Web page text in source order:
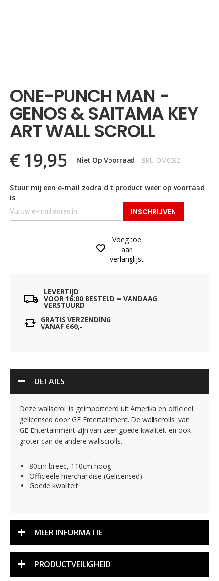
begin
van
de
afbeeldingen-
gallerij
ONE-PUNCH MAN -
GENOS & SAITAMA KEY
ART WALL SCROLL
€ 19,95 Niet Op Voorraad SKU OM0032
Stuur mij een e-mail zodra dit product weer op voorraad
is
INSCHRIJVEN
Voeg toe
aan
verlanglijst
LEVERTIJD
VOOR 16:00 BESTELD = VANDAAG
VERSTUURD
GRATIS VERZENDING
VANAF €60,-
DETAILS
Deze wallscroll is geimporteerd uit Amerika en officieel
gelicensed door GE Entertainment. De wallscrolls van
GE Entertainment zijn van zeer goede kwaliteit en ook
groter dan de andere wallscrolls.
80cm breed, 110cm hoog
Officieele merchandise (Gelicensed)
Goede kwaliteit
MEER INFORMATIE
PRODUCTVEILIGHEID